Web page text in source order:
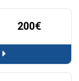
200€